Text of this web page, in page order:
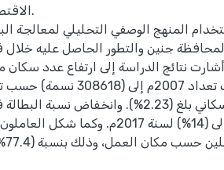
المنهج الوصفي التحليلي لمعالجة
جنين والتطور الحاصل عليه خلال
نتائج الدراسة إلى ارتفاع عدد
أي بمعدل نمو سكاني السكاني بلغ (2.23%). وانخفاض
من (16.7%) لسنة 2007م إلى (14%) لسنة 2017م.